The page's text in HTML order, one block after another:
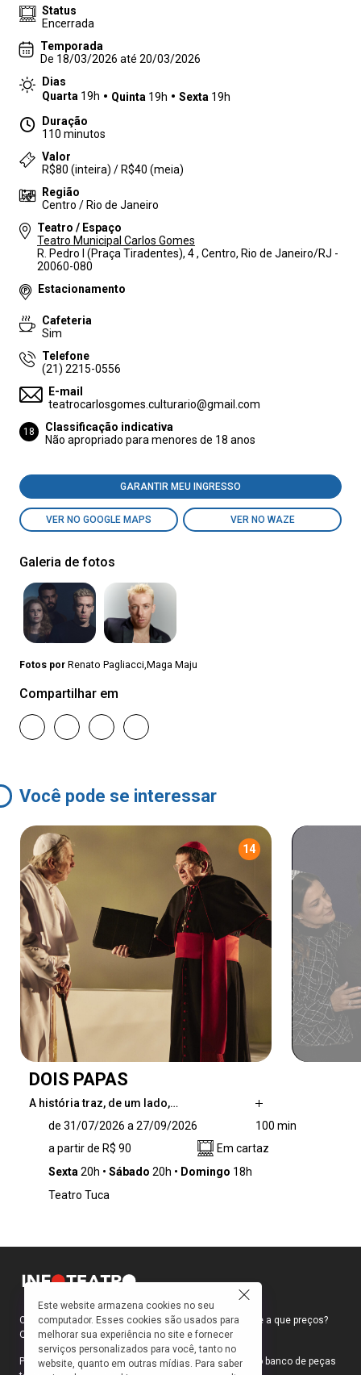
Status
Encerrada
Temporada
De 18/03/2026 até 20/03/2026
Dias
Quarta 19h Quinta 19h Sexta 19h
Duração
110 minutos
Valor
R$80 (inteira) / R$40 (meia)
Região
Centro / Rio de Janeiro
Teatro / Espaço
Teatro Municipal Carlos Gomes
R. Pedro I (Praça Tiradentes), 4 , Centro, Rio de Janeiro/RJ -
20060-080
Estacionamento
Cafeteria
Sim
Telefone
(21) 2215-0556
E-mail
teatrocarlosgomes.culturario@gmail.com
18
Classificação indicativa
Não apropriado para menores de 18 anos
GARANTIR MEU INGRESSO
VER NO GOOGLE MAPS VER NO WAZE
Galeria de fotos
Fotos por Renato Pagliacci,Maga Maju
Compartilhar em
Você pode se interessar
14
DOIS PAPAS
A história traz, de um lado,…
teólogo representante da tradição e dos
velhos costumes da Igreja; do outro, um
religioso carismático e com fama de rebelde
do mundo moderno. O cardeal argentino
convite pessoal que mudará seu destino: um
encontro com o próprio Papa.
de 31/07/2026 a 27/09/2026
100 min
a partir de R$ 90
Em cartaz
Sexta 20h Sábado 20h Domingo 18h
Teatro Tuca
Como faço para ir ao teatro? Onde compro ingressos e a que preços?
Quais peças estão em cartaz?
Para responder a essas e outras perguntas, criamos o banco de peças
Este website armazena cookies no seu
computador. Esses cookies são usados para
melhorar sua experiência no site e fornecer
serviços personalizados para você, tanto no
website, quanto em outras mídias. Para saber